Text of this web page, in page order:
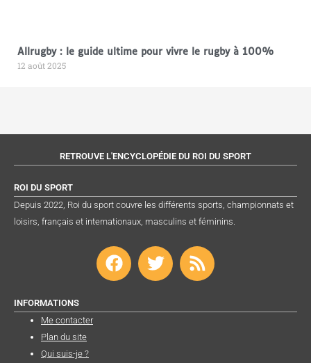
Allrugby : le guide ultime pour vivre le rugby à 100%
12 août 2025
RETROUVE L'ENCYCLOPÉDIE DU ROI DU SPORT
ROI DU SPORT
Depuis 2022, Roi du sport couvre les différents sports, championnats et
loisirs, français et internationaux, masculins et féminins.
F
a
T
w
R
s
INFORMATIONS
Me contacter
Plan du site
Qui suis-je ?